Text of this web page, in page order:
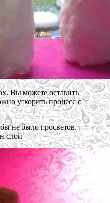
Вы можете оставить
ускорить процесс с
не было просветов.
слой